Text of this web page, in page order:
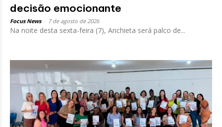
decisão emocionante
Focus News 7 de agosto de 2026
Na noite desta sexta-feira (7), Anchieta será palco de...